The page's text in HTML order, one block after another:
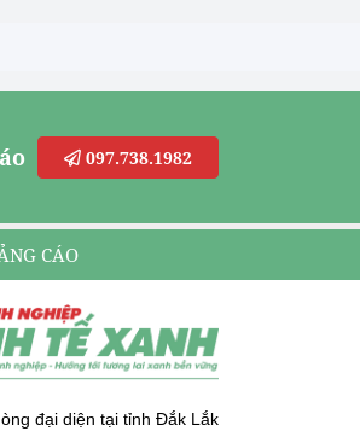
097.738.1982
CÁO
đại diện tại tỉnh Đắk Lắk